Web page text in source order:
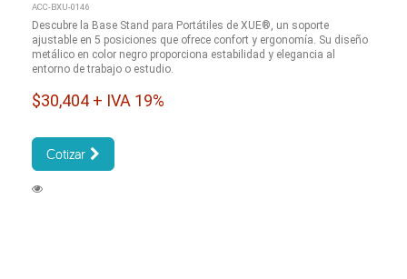
ACC-BXU-0146
Descubre la Base Stand para Portátiles de XUE®, un soporte
ajustable en 5 posiciones que ofrece confort y ergonomía. Su diseño
metálico en color negro proporciona estabilidad y elegancia al
entorno de trabajo o estudio.
$30,404 + IVA 19%
Cotizar